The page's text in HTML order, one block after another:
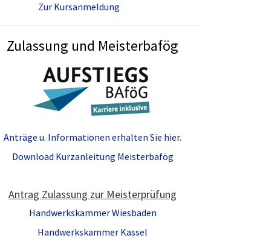
Zur Kursanmeldung
Zulassung und Meisterbafög
Anträge u. Informationen erhalten Sie hier.
Download Kurzanleitung Meisterbafög
Antrag Zulassung zur Meisterprüfung
Handwerkskammer Wiesbaden
Handwerkskammer Kassel